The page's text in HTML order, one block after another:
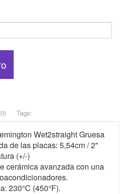
Tags:
Wet2straight Gruesa
de las placas: 5,54cm / 2"
(+/-)
cerámica avanzada con una
230°C (450°F).